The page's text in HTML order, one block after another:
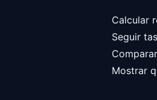
Calcular
Seguir
Mostrar